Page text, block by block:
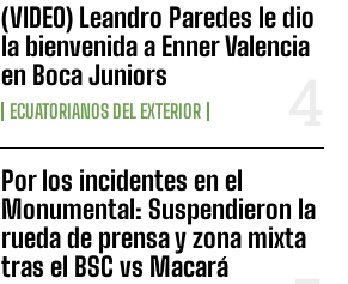
(VIDEO) Leandro Paredes le dio
la bienvenida a Enner Valencia
en Boca Juniors
ECUATORIANOS DEL EXTERIOR
Por los incidentes en el
Monumental: Suspendieron la
rueda de prensa y zona mixta
tras el BSC vs Macará